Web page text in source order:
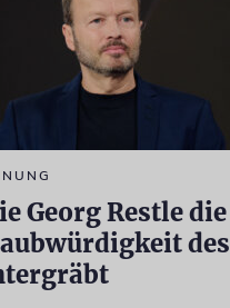
Georg Restle die
des